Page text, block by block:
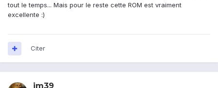
tout le temps... Mais pour le reste cette ROM est vraiment
excellente :)
Citer
jm39